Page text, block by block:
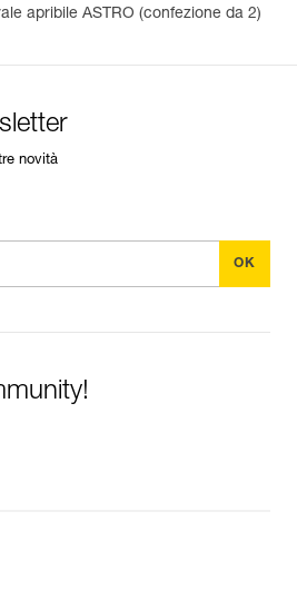
apribile ASTRO (confezione da 2)
novità